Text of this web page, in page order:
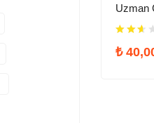
Uzman
₺